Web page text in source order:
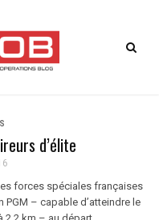
d’élite
forces spéciales françaises
– capable d’atteindre le